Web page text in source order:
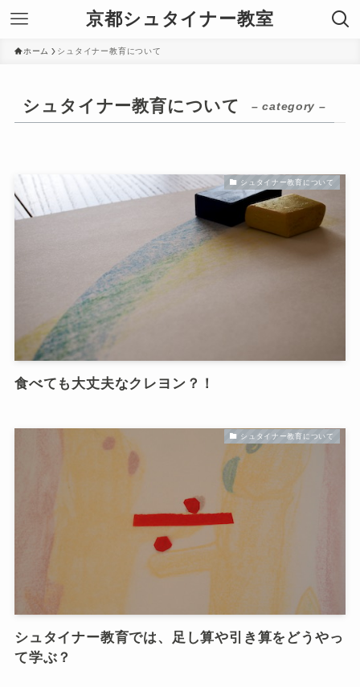
京都シュタイナー教室
ホーム シュタイナー教育について
シュタイナー教育について – category –
シュタイナー教育について
食べても大丈夫なクレヨン？！
シュタイナー教育について
シュタイナー教育では、足し算や引き算をどうやっ
て学ぶ？